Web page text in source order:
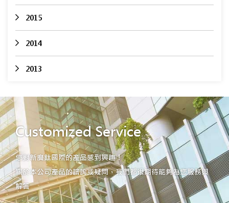
2015
2014
2013
Customized Service
您對新廣鈦國際的產品感到興趣！
關於本公司產品的諮詢或疑問，我們都很期待能夠為您服務與
解答